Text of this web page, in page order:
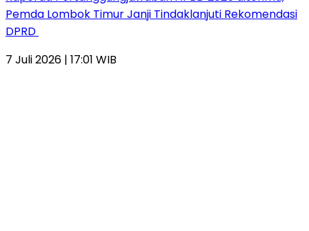
Pemda Lombok Timur Janji Tindaklanjuti Rekomendasi
DPRD
7 Juli 2026 | 17:01 WIB